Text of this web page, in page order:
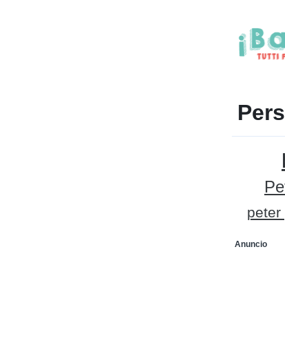
peter
Anuncio